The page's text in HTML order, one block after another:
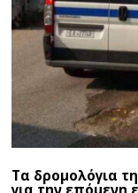
Τα δρομολόγια